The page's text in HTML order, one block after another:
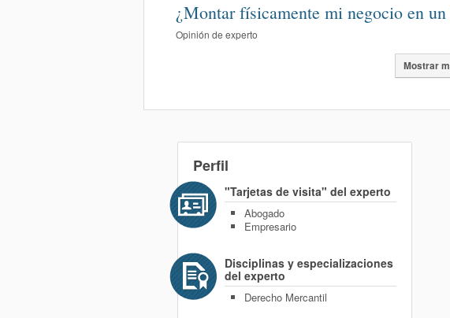
¿Montar físicamente mi negocio en
Opinión de experto
Mostrar
Perfil
"Tarjetas de visita" del experto
Abogado
Empresario
Disciplinas y especializaciones
del experto
Derecho Mercantil